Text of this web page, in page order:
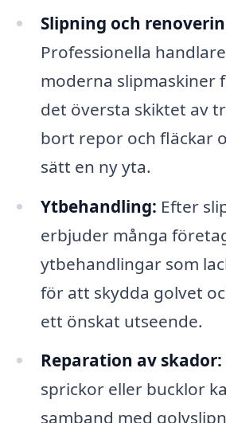
Slipning och
Professionella
moderna slipmaskiner
det översta skiktet av
bort repor och fläckar
sätt en ny yta.
Ytbehandling: Efter
erbjuder många
ytbehandlingar som
för att skydda golvet
ett önskat utseende.
Reparation av skador:
sprickor eller bucklor
samband med